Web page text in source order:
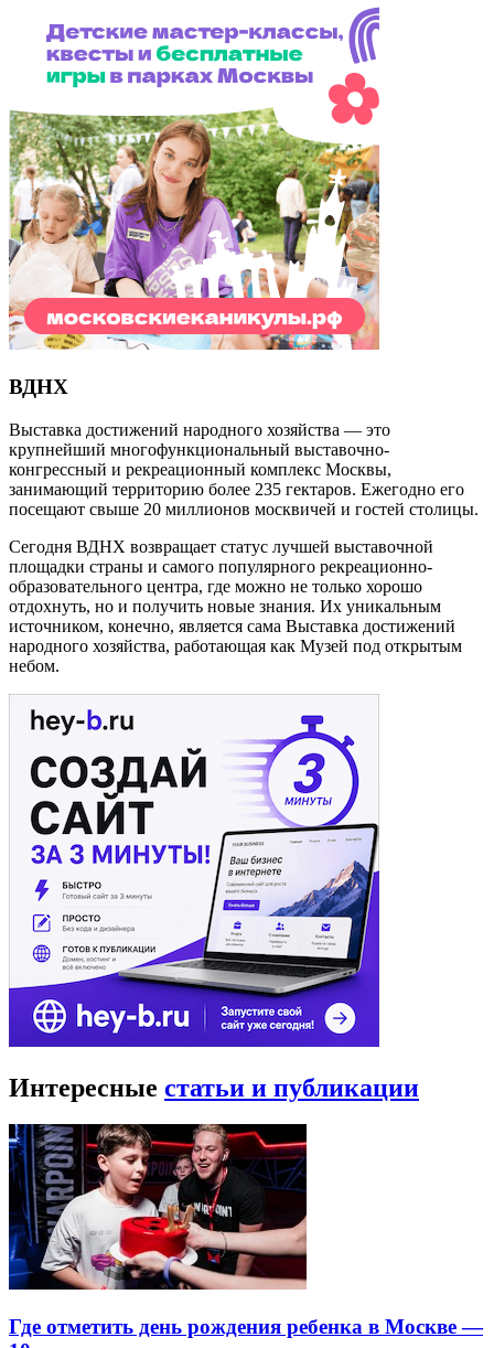
ВДНХ
Выставка достижений народного хозяйства — это
крупнейший многофункциональный выставочно-
конгрессный и рекреационный комплекс Москвы,
занимающий территорию более 235 гектаров. Ежегодно его
посещают свыше 20 миллионов москвичей и гостей столицы.
Сегодня ВДНХ возвращает статус лучшей выставочной
площадки страны и самого популярного рекреационно-
образовательного центра, где можно не только хорошо
отдохнуть, но и получить новые знания. Их уникальным
источником, конечно, является сама Выставка достижений
народного хозяйства, работающая как Музей под открытым
небом.
Интересные статьи и публикации
Где отметить день рождения ребенка в Москве —